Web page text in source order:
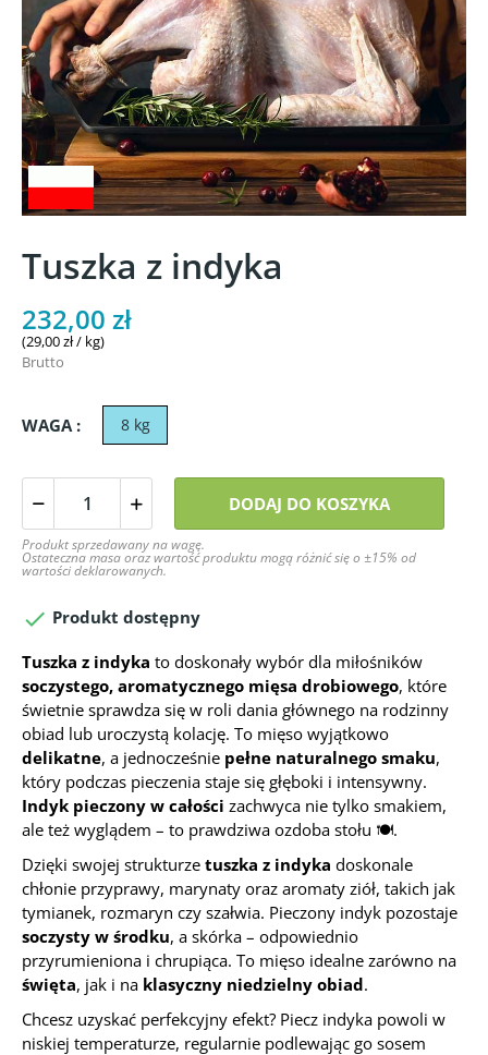
Tuszka z indyka
232,00 zł
(29,00 zł / kg)
Brutto
WAGA : 8 kg
DODAJ DO KOSZYKA
Produkt sprzedawany na wagę.
Ostateczna masa oraz wartość produktu mogą różnić się o ±15% od
wartości deklarowanych.
 Produkt dostępny
Tuszka z indyka to doskonały wybór dla miłośników
soczystego, aromatycznego mięsa drobiowego, które
świetnie sprawdza się w roli dania głównego na rodzinny
obiad lub uroczystą kolację. To mięso wyjątkowo
delikatne, a jednocześnie pełne naturalnego smaku,
który podczas pieczenia staje się głęboki i intensywny.
Indyk pieczony w całości zachwyca nie tylko smakiem,
ale też wyglądem – to prawdziwa ozdoba stołu 🍽️.
Dzięki swojej strukturze tuszka z indyka doskonale
chłonie przyprawy, marynaty oraz aromaty ziół, takich jak
tymianek, rozmaryn czy szałwia. Pieczony indyk pozostaje
soczysty w środku, a skórka – odpowiednio
przyrumieniona i chrupiąca. To mięso idealne zarówno na
święta, jak i na klasyczny niedzielny obiad.
Chcesz uzyskać perfekcyjny efekt? Piecz indyka powoli w
niskiej temperaturze, regularnie podlewając go sosem